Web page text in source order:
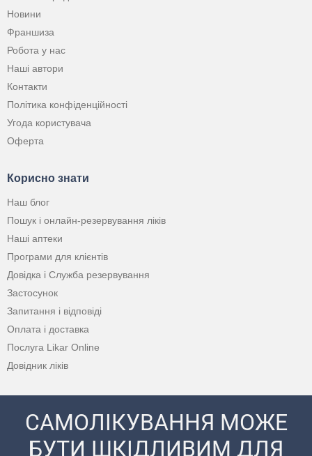
Новини
Франшиза
Робота у нас
Наші автори
Контакти
Політика конфіденційності
Угода користувача
Оферта
Корисно знати
Наш блог
Пошук і онлайн-резервування ліків
Наші аптеки
Програми для клієнтів
Довідка і Служба резервування
Застосунок
Запитання і відповіді
Оплата і доставка
Послуга Likar Online
Довідник ліків
САМОЛІКУВАННЯ МОЖЕ
БУТИ ШКІДЛИВИМ ДЛЯ